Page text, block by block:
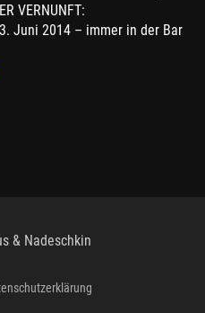
VERNUNFT:
Juni 2014 – immer in der Bar
& Nadeschkin